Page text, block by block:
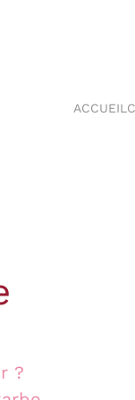
ACCUEIL
?